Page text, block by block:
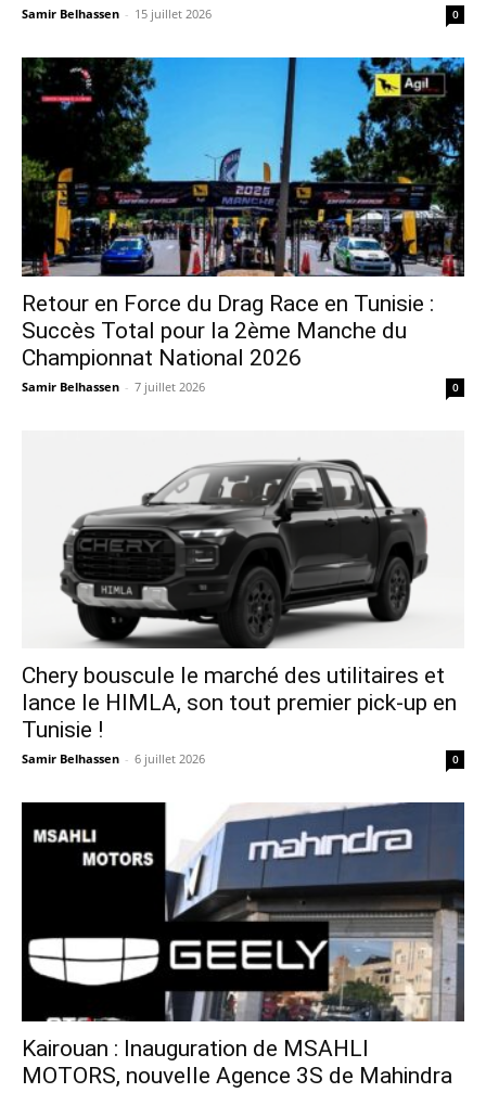
Samir Belhassen - 15 juillet 2026 0
Retour en Force du Drag Race en Tunisie :
Succès Total pour la 2ème Manche du
Championnat National 2026
Samir Belhassen - 7 juillet 2026 0
Chery bouscule le marché des utilitaires et
lance le HIMLA, son tout premier pick-up en
Tunisie !
Samir Belhassen - 6 juillet 2026 0
Kairouan : Inauguration de MSAHLI
MOTORS, nouvelle Agence 3S de Mahindra